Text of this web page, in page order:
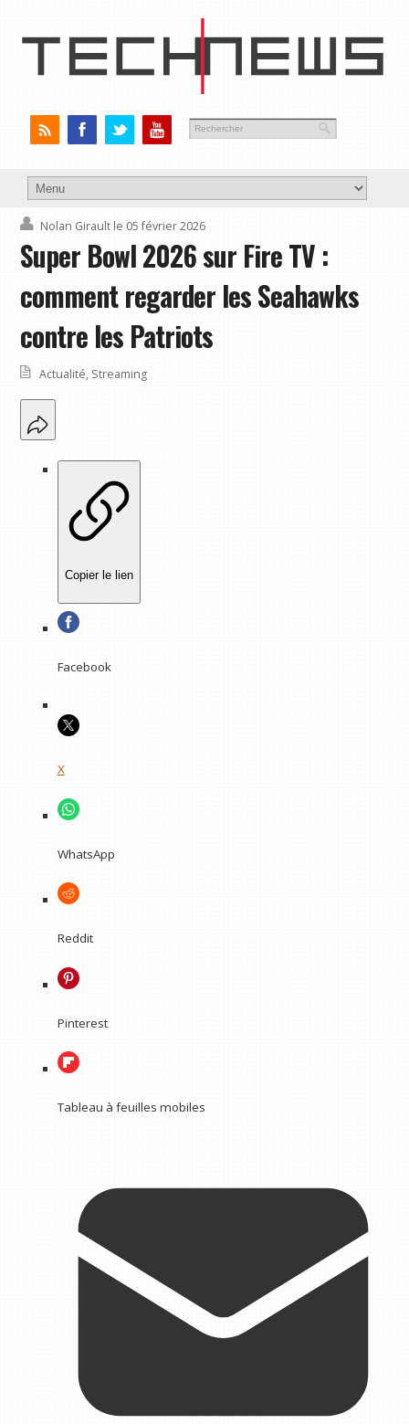
Nolan Girault le 05 février 2026
Super Bowl 2026 sur Fire TV :
comment regarder les Seahawks
contre les Patriots
Actualité, Streaming
Copier le lien
Facebook
X
WhatsApp
Reddit
Pinterest
Tableau à feuilles mobiles